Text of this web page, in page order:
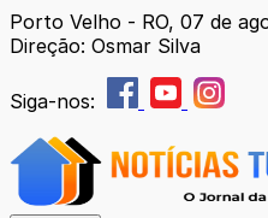
Porto Velho - RO, 07 de
Direção: Osmar Silva
Siga-nos: